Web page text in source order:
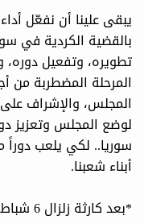
يبقى علينا أن نفعّل
بالقضية الكردية في
تطويره، وتفعيل
المرحلة المضطربة من
المجلس، والإشراف
لوضع المجلس وتعزيز
سوريا.. لكي يلعب دوراً
أبناء شعبنا.
*بعد